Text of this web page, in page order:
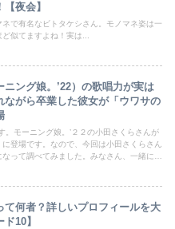
夜会】
ネで有名なビトタケシさん。モノマネ姿は一
似てますよね！実は...
ニング娘。’22）の歌唱力が実は
ながら卒業した彼女が「ウワサの
。モーニング娘。’２２の小田さくらさんが
に登場です。なので、今回は小田さくらさん
って調べてみました。みなさん、一緒に確
て何者？詳しいプロフィールを大
10】